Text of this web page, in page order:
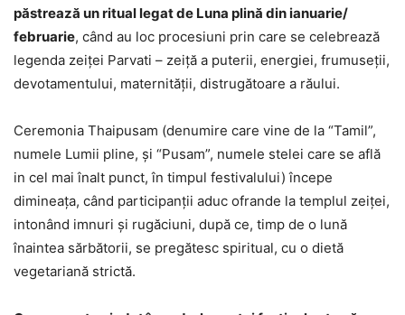
păstrează un ritual legat de Luna plină din ianuarie/
februarie, când au loc procesiuni prin care se celebrează
legenda zeiţei Parvati – zeiţă a puterii, energiei, frumuseţii,
devotamentului, maternităţii, distrugătoare a răului.
Ceremonia Thaipusam (denumire care vine de la “Tamil”,
numele Lumii pline, şi “Pusam”, numele stelei care se află
in cel mai înalt punct, în timpul festivalului) începe
dimineaţa, când participanţii aduc ofrande la templul zeiţei,
intonând imnuri şi rugăciuni, după ce, timp de o lună
înaintea sărbătorii, se pregătesc spiritual, cu o dietă
vegetariană strictă.